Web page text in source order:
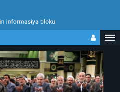
informasiya bloku